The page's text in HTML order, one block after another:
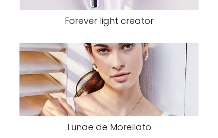
Forever light creator
Lunae de Morellato